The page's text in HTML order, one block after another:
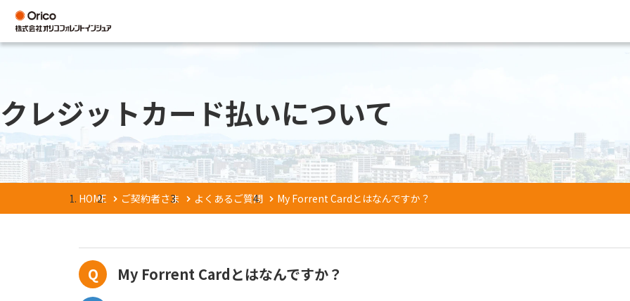
クレジットカード払いについて
HOME ご契約者さま よくあるご質問 My Forrent Cardとはなんですか？
My Forrent Cardとはなんですか？